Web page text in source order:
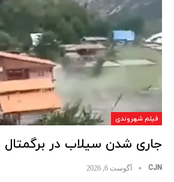
فیلم شهروندی
جاری شدن سیلاب در برگمتال
CJN آگوست 6, 2026